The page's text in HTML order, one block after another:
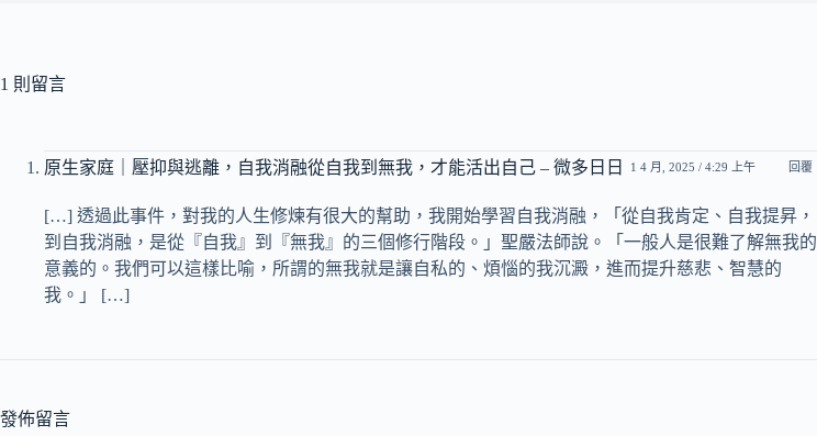
1 則留言
原生家庭｜壓抑與逃離，自我消融從自我到無我，才能活出自己 – 微多日日 1 4 月, 2025 / 4:29 上午 回覆
[…] 透過此事件，對我的人生修煉有很大的幫助，我開始學習自我消融，「從自我肯定、自我提昇，
到自我消融，是從『自我』到『無我』的三個修行階段。」聖嚴法師說。「一般人是很難了解無我的
意義的。我們可以這樣比喻，所謂的無我就是讓自私的、煩惱的我沉澱，進而提升慈悲、智慧的
我。」 […]
發佈留言